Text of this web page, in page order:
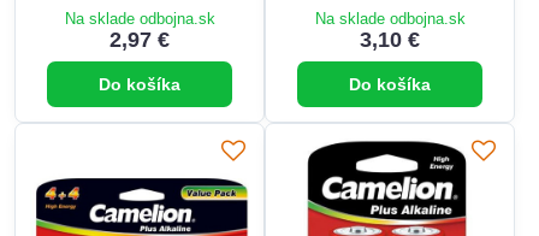
Na sklade odbojna.sk
2,97 €
Do košíka
Na sklade odbojna.sk
3,10 €
Do košíka